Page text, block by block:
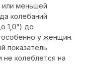
меньшей
колебаний
1,0°) до
у женщин.
показатель
не колеблется на